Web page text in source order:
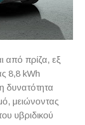
από πρίζα, εξ
8,8 kWh
δυνατότητα
μειώνοντας
υβριδικού